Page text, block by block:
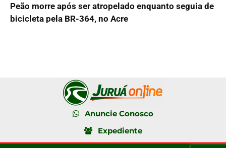
Peão morre após ser atropelado enquanto seguia de
bicicleta pela BR-364, no Acre
Anuncie Conosco
Expediente